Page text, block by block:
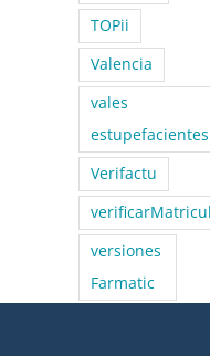
TOPii
Valencia
vales
estupefacientes
Verifactu
versiones
Farmatic